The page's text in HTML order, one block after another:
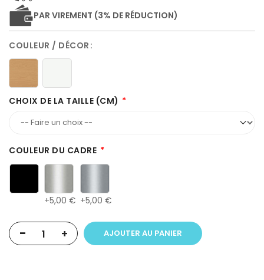
PAR VIREMENT (3% DE RÉDUCTION)
COULEUR / DÉCOR
CHOIX DE LA TAILLE (CM)
COULEUR DU CADRE
5,00 € 5,00 €
- + AJOUTER AU PANIER